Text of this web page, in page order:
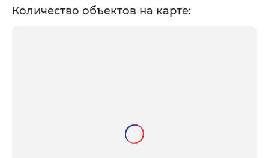
Количество объектов на карте: